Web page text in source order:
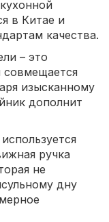
в Китае и
качества.
– это
изысканному
дополнит
ручка
не
дну